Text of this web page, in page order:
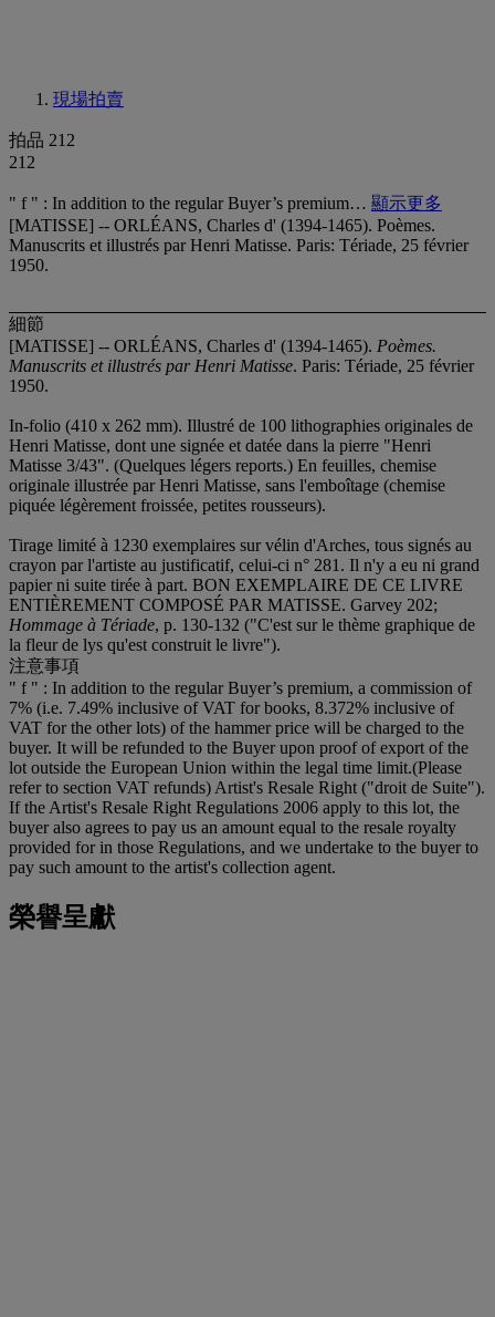
現場拍賣
拍品 212
212
" f " : In addition to the regular Buyer’s premium… 顯示更多
[MATISSE] -- ORLÉANS, Charles d' (1394-1465). Poèmes.
Manuscrits et illustrés par Henri Matisse. Paris: Tériade, 25 février
1950.
細節
[MATISSE] -- ORLÉANS, Charles d' (1394-1465). Poèmes.
Manuscrits et illustrés par Henri Matisse. Paris: Tériade, 25 février
1950.
In-folio (410 x 262 mm). Illustré de 100 lithographies originales de
Henri Matisse, dont une signée et datée dans la pierre "Henri
Matisse 3/43". (Quelques légers reports.) En feuilles, chemise
originale illustrée par Henri Matisse, sans l'emboîtage (chemise
piquée légèrement froissée, petites rousseurs).
Tirage limité à 1230 exemplaires sur vélin d'Arches, tous signés au
crayon par l'artiste au justificatif, celui-ci n° 281. Il n'y a eu ni grand
papier ni suite tirée à part. BON EXEMPLAIRE DE CE LIVRE
ENTIÈREMENT COMPOSÉ PAR MATISSE. Garvey 202;
Hommage à Tériade, p. 130-132 ("C'est sur le thème graphique de
la fleur de lys qu'est construit le livre").
注意事項
" f " : In addition to the regular Buyer’s premium, a commission of
7% (i.e. 7.49% inclusive of VAT for books, 8.372% inclusive of
VAT for the other lots) of the hammer price will be charged to the
buyer. It will be refunded to the Buyer upon proof of export of the
lot outside the European Union within the legal time limit.(Please
refer to section VAT refunds) Artist's Resale Right ("droit de Suite").
If the Artist's Resale Right Regulations 2006 apply to this lot, the
buyer also agrees to pay us an amount equal to the resale royalty
provided for in those Regulations, and we undertake to the buyer to
pay such amount to the artist's collection agent.
榮譽呈獻